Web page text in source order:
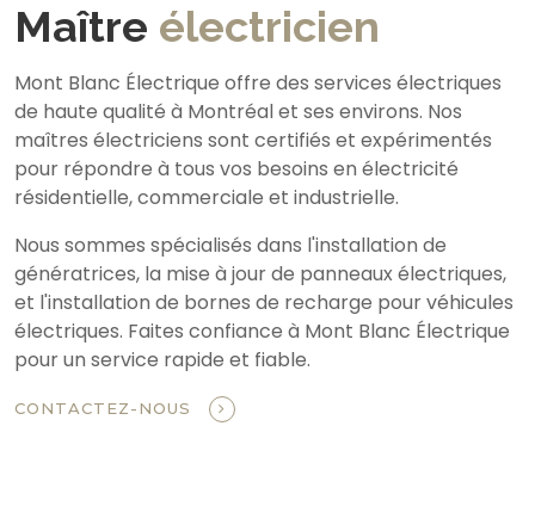
Maître électricien
Mont Blanc Électrique offre des services électriques
de haute qualité à Montréal et ses environs. Nos
maîtres électriciens sont certifiés et expérimentés
pour répondre à tous vos besoins en électricité
résidentielle, commerciale et industrielle.
Nous sommes spécialisés dans l'installation de
génératrices, la mise à jour de panneaux électriques,
et l'installation de bornes de recharge pour véhicules
électriques. Faites confiance à Mont Blanc Électrique
pour un service rapide et fiable.
CONTACTEZ-NOUS